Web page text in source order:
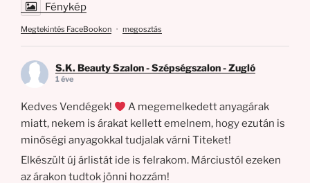
Fénykép
Megtekintés FaceBookon · megosztás
S.K. Beauty Szalon - Szépségszalon - Zugló
1 éve
Kedves Vendégek!
A megemelkedett anyagárak
miatt, nekem is árakat kellett emelnem, hogy ezután is
minőségi anyagokkal tudjalak várni Titeket!
Elkészült új árlistát ide is felrakom. Márciustól ezeken
az árakon tudtok jönni hozzám!